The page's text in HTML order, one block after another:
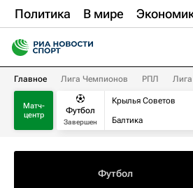
Политика В мире
Главное Лига Чемпионов РПЛ
Матч-
центр
Футбол
Завершен
Крылья Советов
Балтика
Футбол